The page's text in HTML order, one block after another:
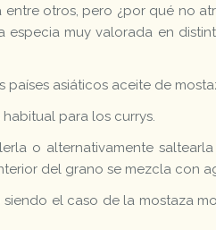
otros, pero ¿por qué no
muy valorada en
asiáticos aceite de
para los currys.
o alternativamente
del grano se mezcla con
el caso de la mostaza